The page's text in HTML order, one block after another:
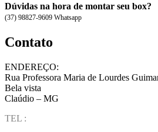
Dúvidas na hora de montar seu box?
(37) 98827-9609 Whatsapp
Contato
ENDEREÇO:
Rua Professora Maria de Lourdes
Bela vista
Claúdio – MG
TEL :